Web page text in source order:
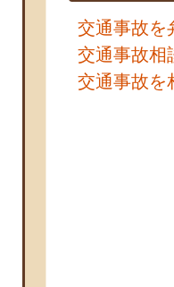
交通事故を
交通事故相
交通事故を